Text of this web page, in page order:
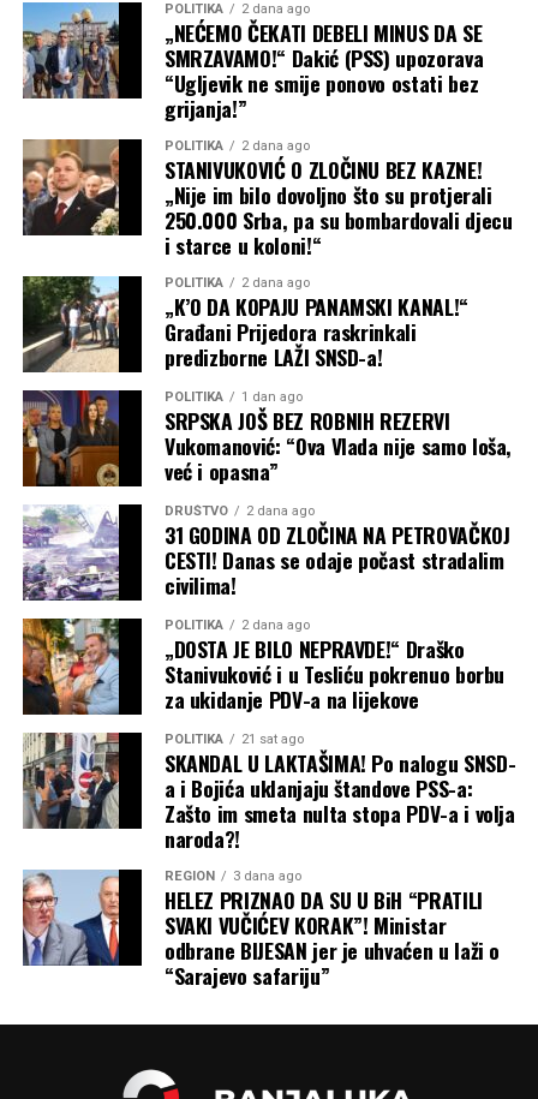
POLITIKA 2 dana ago
„NEĆEMO ČEKATI DEBELI MINUS DA SE
SMRZAVAMO!“ Dakić (PSS) upozorava
“Ugljevik ne smije ponovo ostati bez
grijanja!”
POLITIKA 2 dana ago
STANIVUKOVIĆ O ZLOČINU BEZ KAZNE!
„Nije im bilo dovoljno što su protjerali
250.000 Srba, pa su bombardovali djecu
i starce u koloni!“
POLITIKA 2 dana ago
„K’O DA KOPAJU PANAMSKI KANAL!“
Građani Prijedora raskrinkali
predizborne LAŽI SNSD-a!
POLITIKA 1 dan ago
SRPSKA JOŠ BEZ ROBNIH REZERVI
Vukomanović: “Ova Vlada nije samo loša,
već i opasna”
DRUŠTVO 2 dana ago
31 GODINA OD ZLOČINA NA PETROVAČKOJ
CESTI! Danas se odaje počast stradalim
civilima!
POLITIKA 2 dana ago
„DOSTA JE BILO NEPRAVDE!“ Draško
Stanivuković i u Tesliću pokrenuo borbu
za ukidanje PDV-a na lijekove
POLITIKA 21 sat ago
SKANDAL U LAKTAŠIMA! Po nalogu SNSD-
a i Bojića uklanjaju štandove PSS-a:
Zašto im smeta nulta stopa PDV-a i volja
naroda?!
REGION 3 dana ago
HELEZ PRIZNAO DA SU U BiH “PRATILI
SVAKI VUČIĆEV KORAK”! Ministar
odbrane BIJESAN jer je uhvaćen u laži o
“Sarajevo safariju”